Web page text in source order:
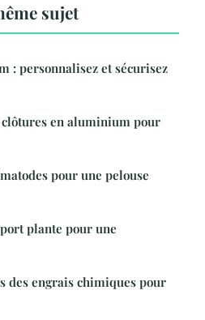
sujet
: personnalisez et sécurisez
en aluminium pour
pour une pelouse
plante pour une
des engrais chimiques pour